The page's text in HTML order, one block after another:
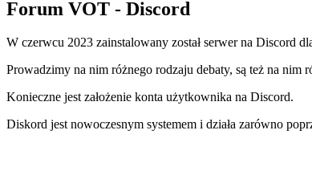
Forum VOT - Discord
W czerwcu 2023 zainstalowany został serwer na Discord
Prowadzimy na nim różnego rodzaju debaty, są też na nim
Konieczne jest założenie konta użytkownika na Discord.
Diskord jest nowoczesnym systemem i działa zarówno